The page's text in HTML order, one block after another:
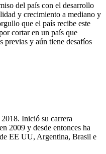
del país con el desarrollo
y crecimiento a mediano y
que el país recibe este
cortar en un país que
previas y aún tiene desafíos
Inició su carrera
2009 y desde entonces ha
EE UU, Argentina, Brasil e